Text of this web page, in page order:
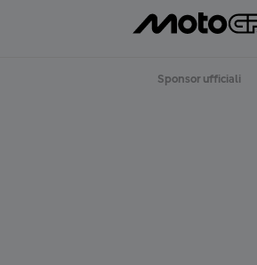
Sponsor ufficiali